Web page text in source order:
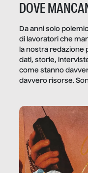
DOVE
Da anni solo
di lavoratori che
la nostra redazione
dati, storie,
come stanno
davvero risorse.